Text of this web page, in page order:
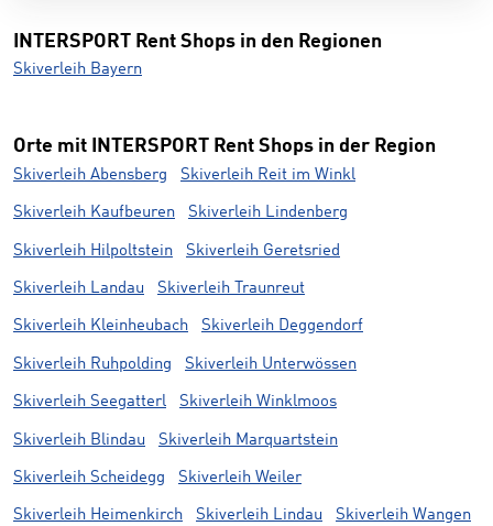
INTERSPORT Rent Shops in den Regionen
Skiverleih Bayern
Orte mit INTERSPORT Rent Shops in der Region
Skiverleih Abensberg Skiverleih Reit im Winkl
Skiverleih Kaufbeuren Skiverleih Lindenberg
Skiverleih Hilpoltstein Skiverleih Geretsried
Skiverleih Landau Skiverleih Traunreut
Skiverleih Kleinheubach Skiverleih Deggendorf
Skiverleih Ruhpolding Skiverleih Unterwössen
Skiverleih Seegatterl Skiverleih Winklmoos
Skiverleih Blindau Skiverleih Marquartstein
Skiverleih Scheidegg Skiverleih Weiler
Skiverleih Heimenkirch Skiverleih Lindau Skiverleih Wangen